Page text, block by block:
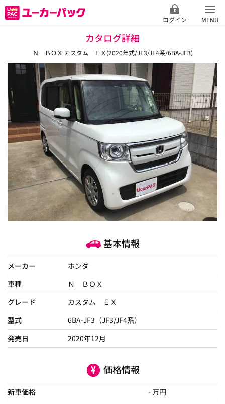
ログイン MENU
カタログ詳細
Ｎ ＢＯＸ カスタム ＥＸ(2020年式/JF3/JF4系/6BA-JF3)
基本情報
メーカー
ホンダ
車種
Ｎ ＢＯＸ
グレード
カスタム ＥＸ
型式
6BA-JF3（JF3/JF4系）
発売日
2020年12月
価格情報
新車価格
- 万円